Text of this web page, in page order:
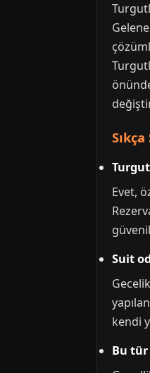
Evet,
Suit
kendi
Bu